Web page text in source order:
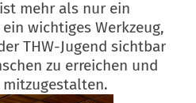
mehr als nur ein
wichtiges Werkzeug,
THW-Jugend sichtbar
zu erreichen und
mitzugestalten.